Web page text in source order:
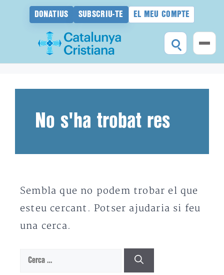
DONATIUS SUBSCRIU-TE EL MEU COMPTE
No s'ha trobat res
Sembla que no podem trobar el que
esteu cercant. Potser ajudaria si feu
una cerca.
Cerca: